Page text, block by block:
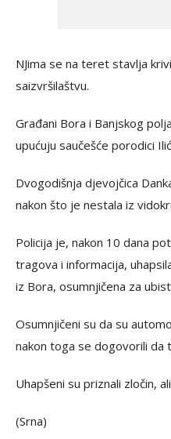
NJima se na teret stavlja
saizvršilaštvu.
Građani Bora i Banjskog
upućuju saučešće porodici
Dvogodišnja djevojčica
nakon što je nestala iz
Policija je, nakon 10 dana
tragova i informacija,
iz Bora, osumnjičena za
Osumnjičeni su da su
nakon toga se dogovorili da
Uhapšeni su priznali zločin,
(Srna)